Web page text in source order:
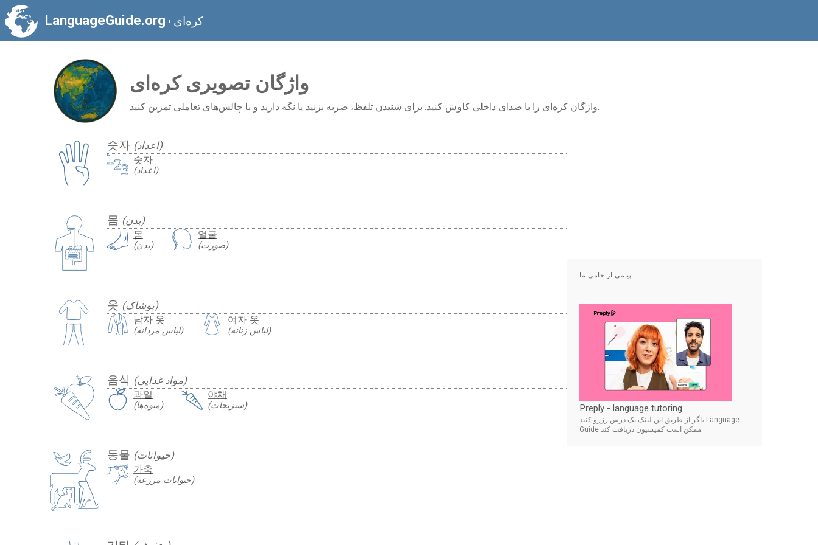
LanguageGuide.org • کره‌ای
واژگان تصویری کره‌ای
واژگان کره‌ای را با صدای داخلی کاوش کنید. برای شنیدن تلفظ، ضربه بزنید یا نگه دارید و با چالش‌های تعاملی تمرین کنید.
숫자 (اعداد)
숫자
(اعداد)
몸 (بدن)
몸
(بدن)
얼굴
(صورت)
옷 (پوشاک)
남자 옷
(لباس مردانه)
여자 옷
(لباس زنانه)
음식 (مواد غذایی)
과일
(میوه‌ها)
야채
(سبزیجات)
동물 (حیوانات)
가축
(حیوانات مزرعه)
پیامی از حامی ما
Preply - language tutoring
اگر از طریق این لینک یک درس رزرو کنید، Language